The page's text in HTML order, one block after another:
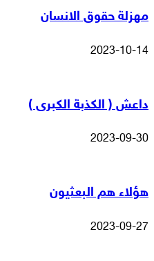
مهزلة حقوق الانسان
2023-10-14
داعش ( الكذبة الكبرى )
2023-09-30
هؤلاء هم البعثيون
2023-09-27